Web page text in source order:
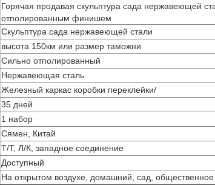
Горячая продавая скульптура сада нержавеющей
отполированным финишем
Скульптура сада нержавеющей стали
высота 150км или размер таможни
Сильно отполированный
Нержавеющая сталь
Железный каркас коробки переклейки/
35 дней
1 набор
Сямен, Китай
Т/Т, Л/К, западное соединение
Доступный
На открытом воздухе, домашний, сад,